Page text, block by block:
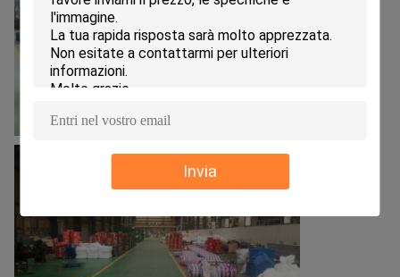
Invia